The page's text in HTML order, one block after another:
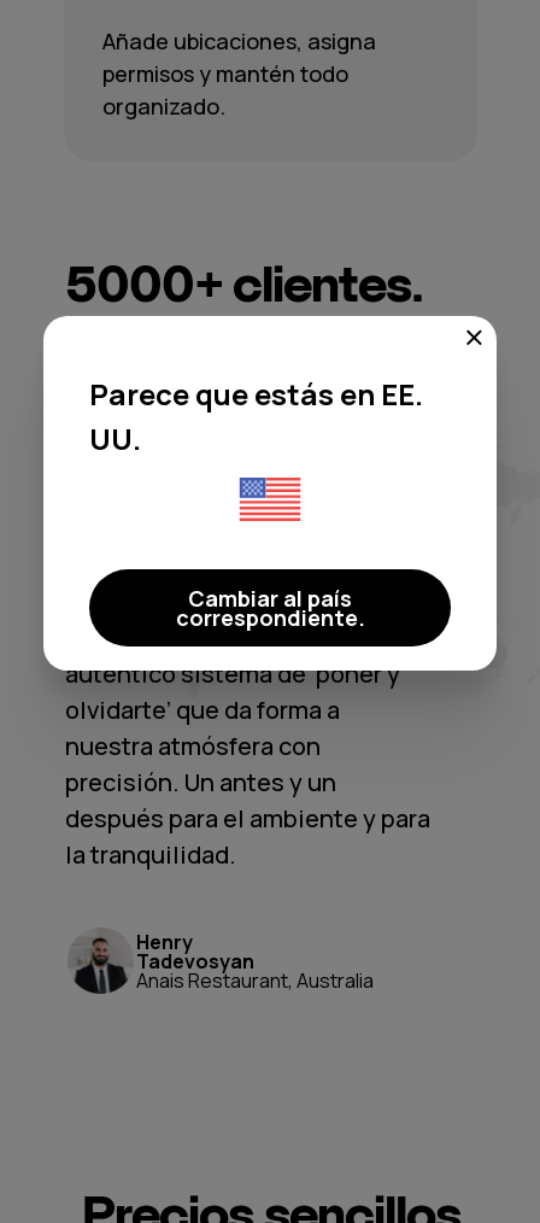
Añade ubicaciones, asigna
permisos y mantén todo
organizado.
Moodby me liberó del dolor de
cabeza de las licencias y de las
playlists genéricas. Es un
auténtico sistema de ‘poner y
olvidarte’ que da forma a
nuestra atmósfera con
precisión. Un antes y un
después para el ambiente y para
la tranquilidad.
Henry
Tadevosyan
Anais Restaurant, Australia
5000+ clientes.
En todo el
mundo
Parece que estás en EE.
UU.
Cambiar al país
correspondiente.